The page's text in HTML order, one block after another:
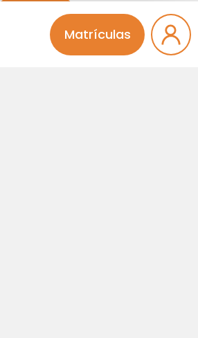
Matrículas
Professores